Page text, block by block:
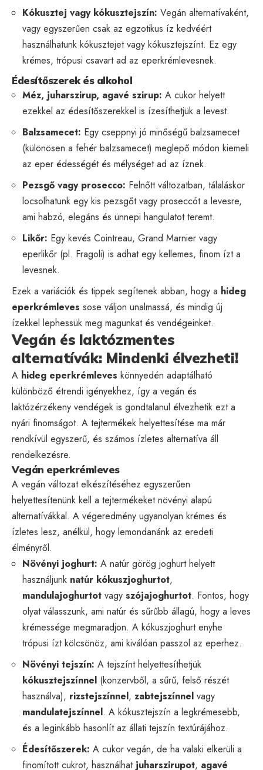
Kókusztej vagy kókusztejszín: Vegán alternatívaként,
vagy egyszerűen csak az egzotikus íz kedvéért
használhatunk kókusztejet vagy kókusztejszínt. Ez egy
krémes, trópusi csavart ad az eperkrémlevesnek.
Édesítőszerek és alkohol
Méz, juharszirup, agavé szirup: A cukor helyett
ezekkel az édesítőszerekkel is ízesíthetjük a levest.
Balzsamecet: Egy cseppnyi jó minőségű balzsamecet
(különösen a fehér balzsamecet) meglepő módon kiemeli
az eper édességét és mélységet ad az íznek.
Pezsgő vagy prosecco: Felnőtt változatban, tálaláskor
locsolhatunk egy kis pezsgőt vagy proseccót a levesre,
ami habzó, elegáns és ünnepi hangulatot teremt.
Likőr: Egy kevés Cointreau, Grand Marnier vagy
eperlikőr (pl. Fragoli) is adhat egy kellemes, finom ízt a
levesnek.
Ezek a variációk és tippek segítenek abban, hogy a hideg
eperkrémleves sose váljon unalmassá, és mindig új
ízekkel lephessük meg magunkat és vendégeinket.
Vegán és laktózmentes
alternatívák: Mindenki élvezheti!
A hideg eperkrémleves könnyedén adaptálható
különböző étrendi igényekhez, így a vegán és
laktózérzékeny vendégek is gondtalanul élvezhetik ezt a
nyári finomságot. A tejtermékek helyettesítése ma már
rendkívül egyszerű, és számos ízletes alternatíva áll
rendelkezésre.
Vegán eperkrémleves
A vegán változat elkészítéséhez egyszerűen
helyettesítenünk kell a tejtermékeket növényi alapú
alternatívákkal. A végeredmény ugyanolyan krémes és
ízletes lesz, anélkül, hogy lemondanánk az eredeti
élményről.
Növényi joghurt: A natúr görög joghurt helyett
használjunk natúr kókuszjoghurtot,
mandulajoghurtot vagy szójajoghurtot. Fontos, hogy
olyat válasszunk, ami natúr és sűrűbb állagú, hogy a leves
krémessége megmaradjon. A kókuszjoghurt enyhe
trópusi ízt kölcsönöz, ami kiválóan passzol az eperhez.
Növényi tejszín: A tejszínt helyettesíthetjük
kókusztejszínnel (konzervből, a sűrű, felső részét
használva), rizstejszínnel, zabtejszínnel vagy
mandulatejszínnel. A kókusztejszín a legkrémesebb,
és a leginkább hasonlít az állati tejszín textúrájához.
Édesítőszerek: A cukor vegán, de ha valaki elkerüli a
finomított cukrot, használhat juharszirupot, agavé